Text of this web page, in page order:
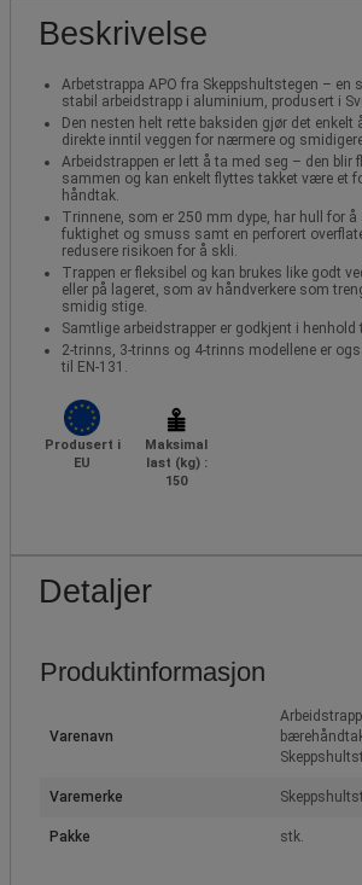
Beskrivelse
Arbetstrappa APO fra Skeppshultstegen – en
stabil arbeidstrapp i aluminium, produsert i
Den nesten helt rette baksiden gjør det enkelt
direkte inntil veggen for nærmere og
Arbeidstrappen er lett å ta med seg – den blir
sammen og kan enkelt flyttes takket være et
håndtak.
Trinnene, som er 250 mm dype, har hull for å
fuktighet og smuss samt en perforert
redusere risikoen for å skli.
Trappen er fleksibel og kan brukes like godt
eller på lageret, som av håndverkere som
smidig stige.
Samtlige arbeidstrapper er godkjent i henhold
2-trinns, 3-trinns og 4-trinns modellene er
til EN-131.
Produsert i
EU
Maksimal
last (kg) :
150
Detaljer
Produktinformasjon
Varenavn
Varemerke
Pakke stk.